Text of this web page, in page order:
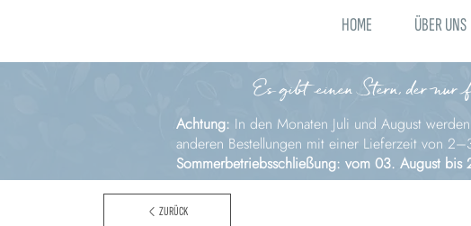
HOME ÜBER UNS
Es gibt einen Stern, der nur
Achtung: In den Monaten Juli und August
anderen Bestellungen mit einer Lieferzeit von
Sommerbetriebsschließung: vom 03. August
ZURÜCK